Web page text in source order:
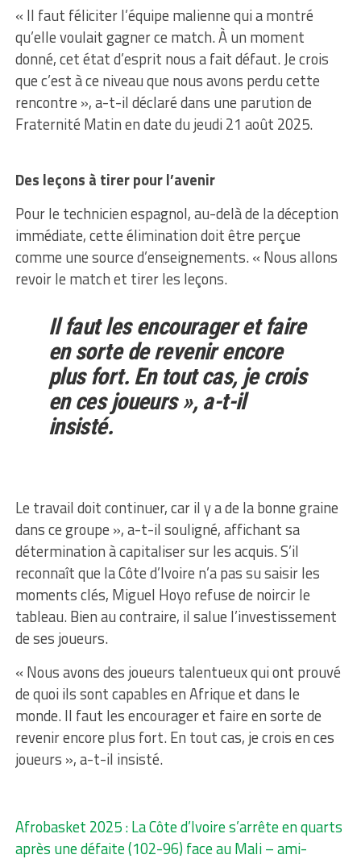
« Il faut féliciter l’équipe malienne qui a montré
qu’elle voulait gagner ce match. À un moment
donné, cet état d’esprit nous a fait défaut. Je crois
que c’est à ce niveau que nous avons perdu cette
rencontre », a-t-il déclaré dans une parution de
Fraternité Matin en date du jeudi 21 août 2025.
Des leçons à tirer pour l’avenir
Pour le technicien espagnol, au-delà de la déception
immédiate, cette élimination doit être perçue
comme une source d’enseignements. « Nous allons
revoir le match et tirer les leçons.
Il faut les encourager et faire
en sorte de revenir encore
plus fort. En tout cas, je crois
en ces joueurs », a-t-il
insisté.
Le travail doit continuer, car il y a de la bonne graine
dans ce groupe », a-t-il souligné, affichant sa
détermination à capitaliser sur les acquis. S’il
reconnaît que la Côte d’Ivoire n’a pas su saisir les
moments clés, Miguel Hoyo refuse de noircir le
tableau. Bien au contraire, il salue l’investissement
de ses joueurs.
« Nous avons des joueurs talentueux qui ont prouvé
de quoi ils sont capables en Afrique et dans le
monde. Il faut les encourager et faire en sorte de
revenir encore plus fort. En tout cas, je crois en ces
joueurs », a-t-il insisté.
Afrobasket 2025 : La Côte d’Ivoire s’arrête en quarts
après une défaite (102-96) face au Mali – ami-